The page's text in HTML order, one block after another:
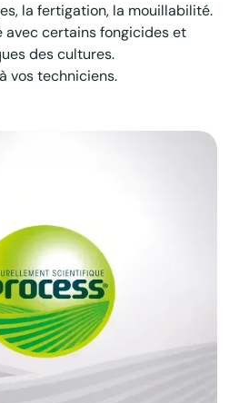
la fertigation, la mouillabilité.
avec certains fongicides et
des cultures.
vos techniciens.